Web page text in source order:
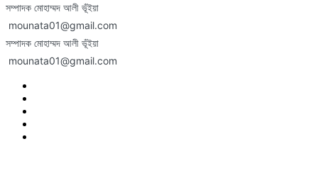
সম্পাদক মোহাম্মদ আলী ভূঁইয়া
mounata01@gmail.com
সম্পাদক মোহাম্মদ আলী ভূঁইয়া
mounata01@gmail.com